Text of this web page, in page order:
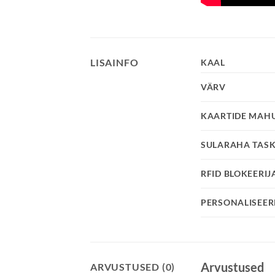
LISAINFO KAAL
VÄRV
KAARTIDE
SULARAHA
RFID
ARVUSTUSED (0) Arvustused